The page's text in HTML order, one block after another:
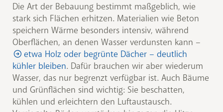
Die Art der Bebauung bestimmt maßgeblich, wie
stark sich Flächen erhitzen. Materialien wie Beton
speichern Wärme besonders intensiv, während
Oberflächen, an denen Wasser verdunsten kann –
etwa Holz oder begrünte Dächer – deutlich
kühler bleiben. Dafür brauchen wir aber wiederum
Wasser, das nur begrenzt verfügbar ist. Auch Bäume
und Grünflächen sind wichtig: Sie beschatten,
kühlen und erleichtern den Luftaustausch.